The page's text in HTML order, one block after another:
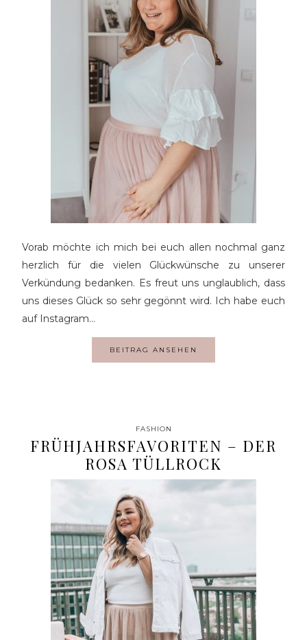
Vorab möchte ich mich bei euch allen nochmal ganz
herzlich für die vielen Glückwünsche zu unserer
Verkündung bedanken. Es freut uns unglaublich, dass
uns dieses Glück so sehr gegönnt wird. Ich habe euch
auf Instagram…
BEITRAG ANSEHEN
FASHION
FRÜHJAHRSFAVORITEN – DER
ROSA TÜLLROCK